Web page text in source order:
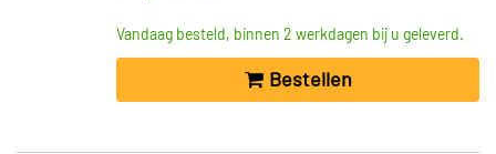
Vandaag besteld, binnen 2 werkdagen bij u geleverd.
Bestellen